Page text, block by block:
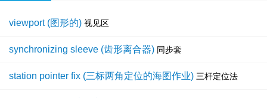
viewport (图形的) 视见区
synchronizing sleeve (齿形离合器) 同步套
station pointer fix (三标两角定位的海图作业) 三杆定位法